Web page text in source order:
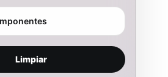
Limpiar